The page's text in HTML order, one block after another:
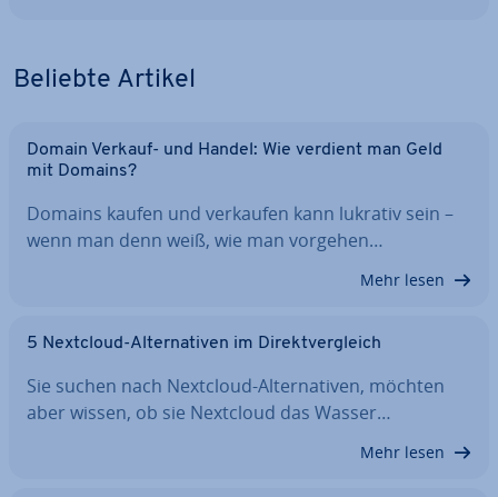
Beliebte Artikel
Domain Verkauf- und Handel: Wie verdient man Geld
mit Domains?
Domains kaufen und verkaufen kann lukrativ sein –
wenn man denn weiß, wie man vorgehen…
Mehr lesen
5 Nextcloud-Al­ter­na­ti­ven im Di­rekt­ver­gleich
Sie suchen nach Nextcloud-Al­ter­na­ti­ven, möchten
aber wissen, ob sie Nextcloud das Wasser…
Mehr lesen